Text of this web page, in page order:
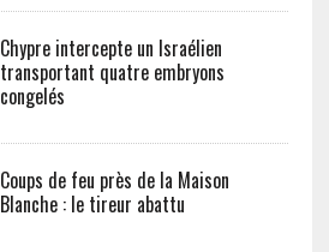
Chypre intercepte un Israélien
transportant quatre embryons
congelés
Coups de feu près de la Maison
Blanche : le tireur abattu